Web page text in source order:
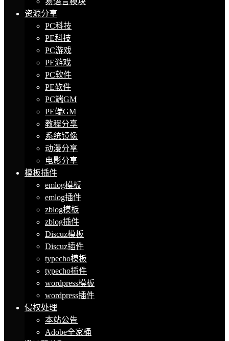
资源分享
PC科技
PE科技
PC游戏
PE游戏
PC软件
PE软件
PC端GM
PE端GM
教程分享
系统镜像
动漫分享
电影分享
模板插件
emlog模板
emlog插件
zblog模板
zblog插件
Discuz模板
Discuz插件
typecho模板
typecho插件
wordpress模板
wordpress插件
侵权处理
本站公告
Adobe全家桶